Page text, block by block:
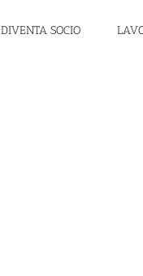
DIVENTA SOCIO